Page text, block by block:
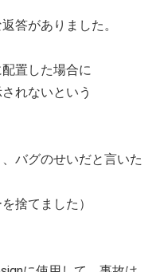
答がありました。
置した場合に
れないという
バグのせいだと言いた
捨てました）